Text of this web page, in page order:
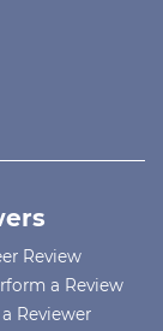
Review
a Review
Reviewer